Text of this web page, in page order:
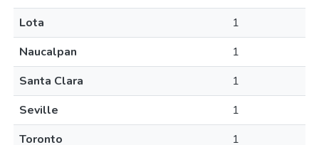
Lota
1
Naucalpan
1
Santa Clara
1
Seville
1
Toronto
1